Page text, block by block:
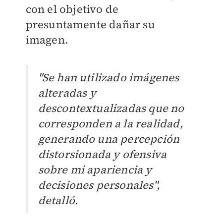
con el objetivo de
presuntamente dañar su
imagen.
"Se han utilizado imágenes
alteradas y
descontextualizadas que no
corresponden a la realidad,
generando una percepción
distorsionada y ofensiva
sobre mi apariencia y
decisiones personales",
detalló.